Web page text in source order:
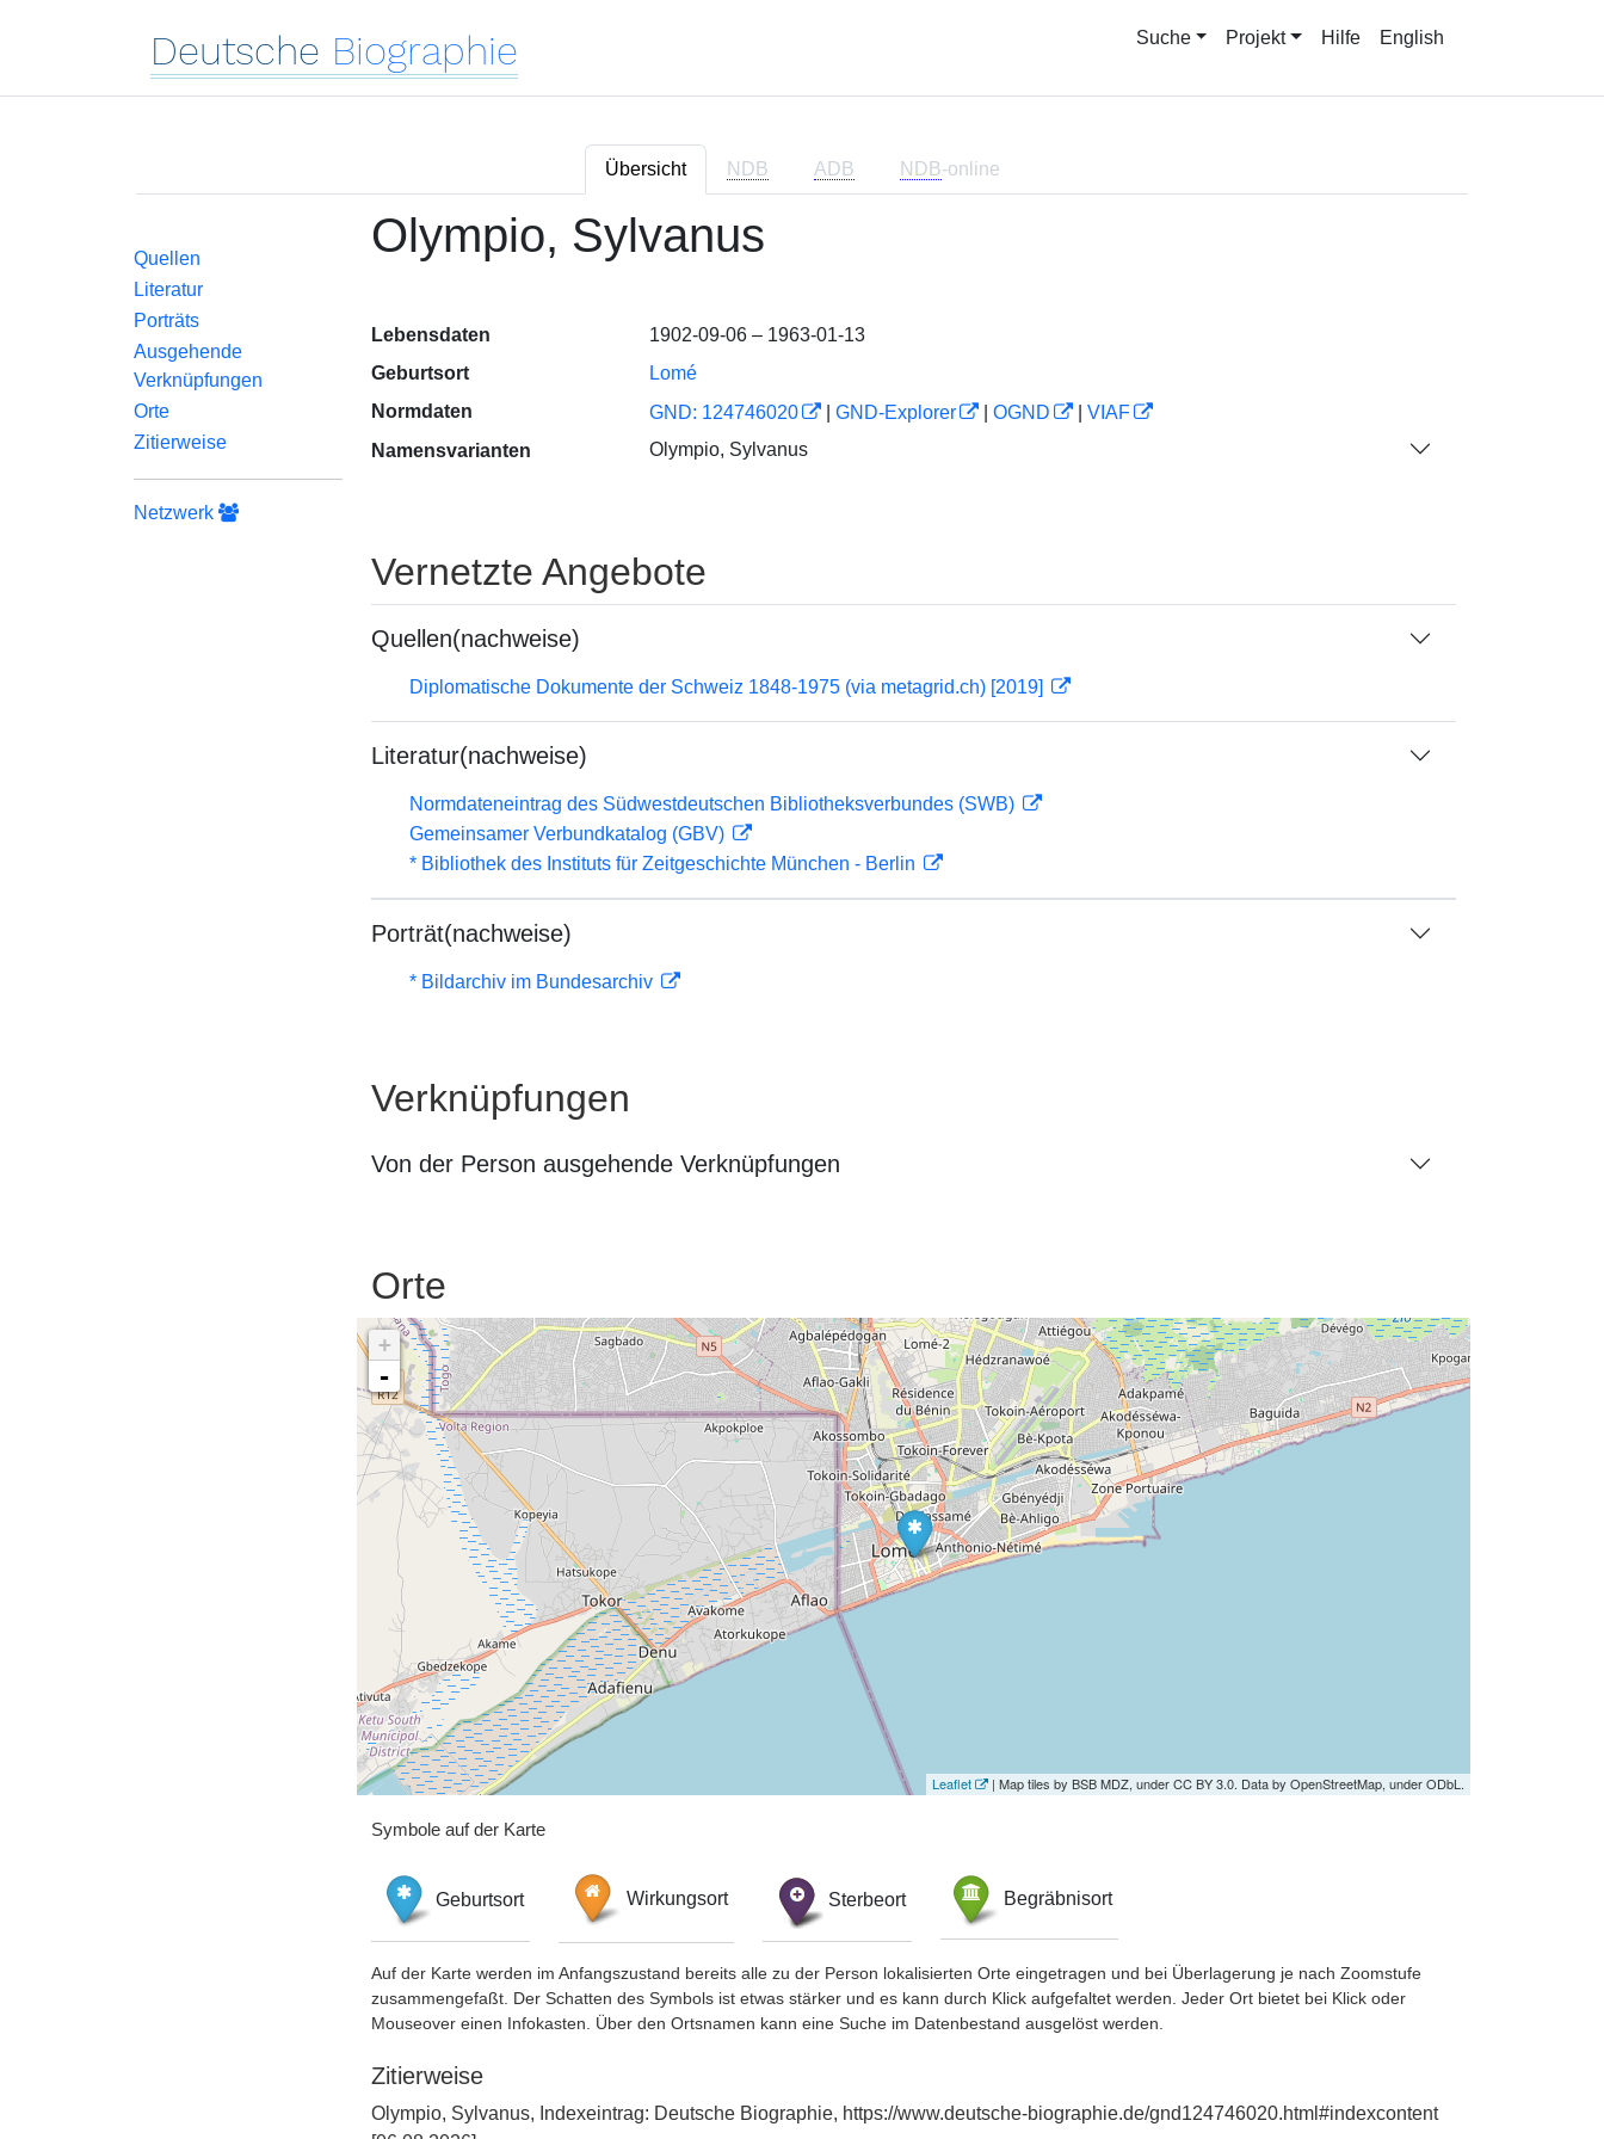
Deutsche Biographie Suche Projekt Hilfe English
Übersicht NDB ADB NDB-online
Quellen
Literatur
Porträts
Ausgehende
Verknüpfungen
Orte
Zitierweise
Netzwerk
Olympio, Sylvanus
Lebensdaten
1902-09-06 – 1963-01-13
Geburtsort
Lomé
Normdaten
GND: 124746020 GND-Explorer OGND
VIAF
Namensvarianten
Olympio, Sylvanus
Vernetzte Angebote
Quellen(nachweise)
Diplomatische Dokumente der Schweiz 1848-1975 (via metagrid.ch) [2019]
Literatur(nachweise)
Normdateneintrag des Südwestdeutschen Bibliotheksverbundes (SWB)
Gemeinsamer Verbundkatalog (GBV)
* Bibliothek des Instituts für Zeitgeschichte München - Berlin
Porträt(nachweise)
* Bildarchiv im Bundesarchiv
Verknüpfungen
Von der Person ausgehende Verknüpfungen
Orte
+
-
Leaflet | Map tiles by BSB MDZ, under CC BY 3.0. Data by OpenStreetMap, under ODbL.
Symbole auf der Karte
Geburtsort Wirkungsort Sterbeort Begräbnisort
Auf der Karte werden im Anfangszustand bereits alle zu der Person lokalisierten Orte eingetragen und bei Überlagerung je nach Zoomstufe
zusammengefaßt. Der Schatten des Symbols ist etwas stärker und es kann durch Klick aufgefaltet werden. Jeder Ort bietet bei Klick oder
Mouseover einen Infokasten. Über den Ortsnamen kann eine Suche im Datenbestand ausgelöst werden.
Zitierweise
Olympio, Sylvanus, Indexeintrag: Deutsche Biographie, https://www.deutsche-biographie.de/gnd124746020.html#indexcontent